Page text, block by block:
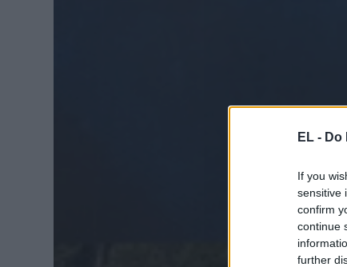
EL - Do
If you
sensitive
confirm
continue
further